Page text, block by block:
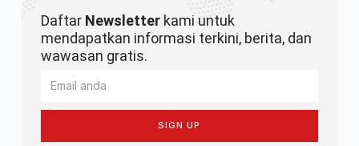
Daftar Newsletterkami untuk
mendapatkan informasi terkini, berita, dan
wawasan gratis.
SIGN UP